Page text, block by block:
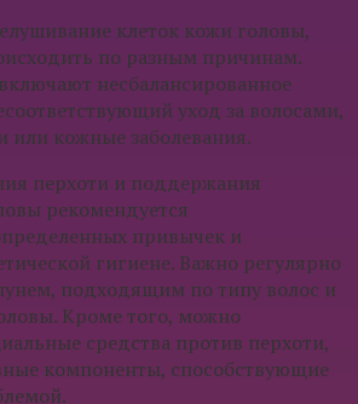
клеток кожи головы,
по разным причинам.
несбалансированное
уход за волосами,
кожные заболевания.
перхоти и поддержания
рекомендуется
привычек и
гигиене. Важно регулярно
подходящим по типу волос и
Кроме того, можно
средства против перхоти,
компоненты, способствующие